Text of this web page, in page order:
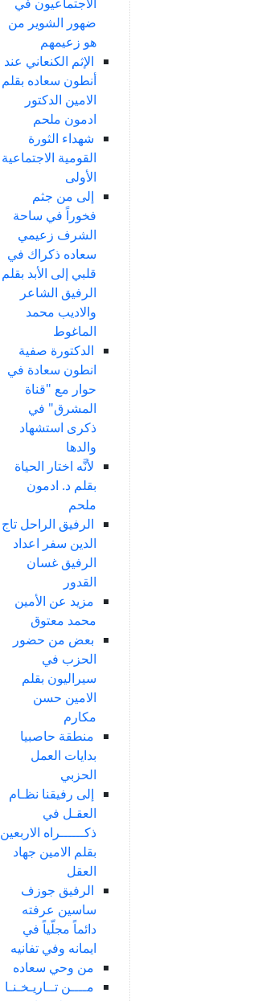
ضهور الشوير من
هو زعيمهم
الإثم الكنعاني عند
أنطون سعاده بقلم
الامين الدكتور
ادمون ملحم
شهداء الثورة
القومية الاجتماعية
الأولى
إلى من جثم
فخوراً في ساحة
الشرف زعيمي
سعاده ذكراك في
قلبي إلى الأبد بقلم
الرفيق الشاعر
والاديب محمد
الماغوط
الدكتورة صفية
انطون سعادة في
حوار مع "قناة
المشرق" في
ذكرى استشهاد
والدها
لأنَّه اختار الحياة
بقلم د. ادمون
ملحم
الرفيق الراحل تاج
الدين سفر اعداد
الرفيق غسان
القدور
مزيد عن الأمين
محمد معتوق
بعض من حضور
الحزب في
سيراليون بقلم
الامين حسن
مكارم
منطقة حاصبيا
بدايات العمل
الحزبي
إلى رفيقنا نظـام
العقـل في
ذكــــــراه الاربعين
بقلم الامين جهاد
العقل
الرفيق جوزف
ساسين عرفته
دائماً مجلّياً في
ايمانه وفي تفانيه
من وحي سعاده
مــــن تــاريـخـنـا